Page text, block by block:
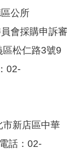
公所
會採購申訴審
松仁路3號9
02-
市新店區中華
話：02-